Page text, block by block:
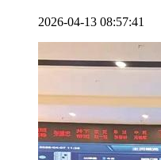
2026-04-13 08:57:41